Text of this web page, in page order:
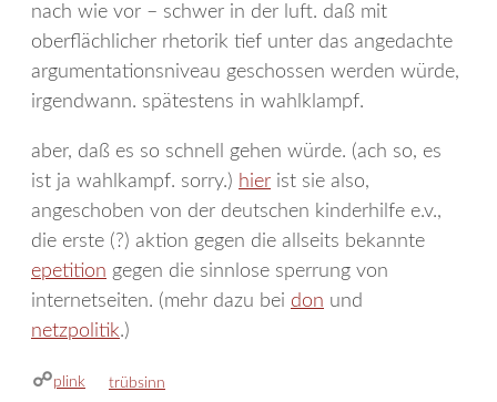
nach wie vor – schwer in der luft. daß mit
oberflächlicher rhetorik tief unter das angedachte
argumentationsniveau geschossen werden würde,
irgendwann. spätestens in wahlklampf.
aber, daß es so schnell gehen würde. (ach so, es
ist ja wahlkampf. sorry.) hier ist sie also,
angeschoben von der deutschen kinderhilfe e.v.,
die erste (?) aktion gegen die allseits bekannte
epetition gegen die sinnlose sperrung von
internetseiten. (mehr dazu bei don und
netzpolitik.)
plink kategorien
trübsinn